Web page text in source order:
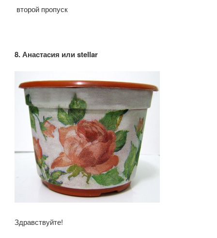
второй пропуск
8.Анастасия илиstellar
Здравствуйте!